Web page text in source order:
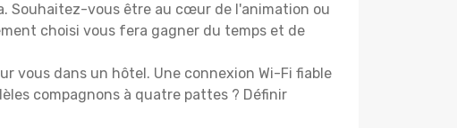
Souhaitez-vous être au cœur de l'animation ou
choisi vous fera gagner du temps et de
vous dans un hôtel. Une connexion Wi-Fi fiable
compagnons à quatre pattes ? Définir